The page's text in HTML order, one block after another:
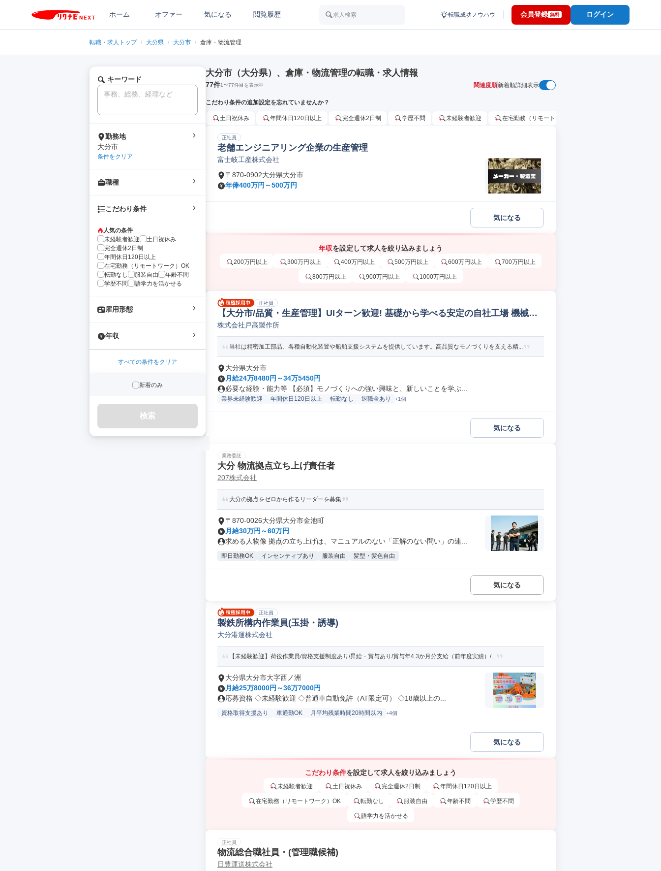
ホーム オファー 気になる 閲覧履歴 求人検索 転職成功ノウハウ 会員登録 無料 ログイン
転職・求人トップ / 大分県 / 大分市 / 倉庫・物流管理
キーワード
勤務地
大分市
条件をクリア
職種
こだわり条件
人気の条件
未経験者歓迎
土日祝休み
完全週休2日制
年間休日120日以上
在宅勤務（リモートワーク）OK
転勤なし
服装自由
年齢不問
学歴不問
語学力を活かせる
雇用形態
年収
すべての条件をクリア
新着のみ
検索
大分市（大分県）、倉庫・物流管理の転職・求人情報
77件1〜77件目を表示中 関連度順新着順詳細表示
こだわり条件の追加設定を忘れていませんか？
土日祝休み 年間休日120日以上 完全週休2日制 学歴不問 未経験者歓迎 在宅勤務（リモートワーク）OK
正社員
老舗エンジニアリング企業の生産管理
富士岐工産株式会社
〒870-0902大分県大分市
年俸400万円～500万円
気になる
年収を設定して求人を絞り込みましょう
200万円以上 300万円以上 400万円以上 500万円以上 600万円以上 700万円以上
800万円以上 900万円以上 1000万円以上
正社員
【大分市/品質・生産管理】UIターン歓迎! 基礎から学べる安定の自社工場 機械品
質管理
株式会社戸高製作所
当社は精密加工部品、各種自動化装置や船舶支援システムを提供しています。高品質なモノづくりを支える精...
大分県大分市
月給24万8480円～34万5450円
必要な経験・能力等 【必須】モノづくりへの強い興味と、新しいことを学ぶ...
業界未経験歓迎 年間休日120日以上 転勤なし 退職金あり +1個
気になる
業務委託
大分 物流拠点立ち上げ責任者
207株式会社
大分の拠点をゼロから作るリーダーを募集
〒870-0026大分県大分市金池町
月給30万円～60万円
求める人物像 拠点の立ち上げは、マニュアルのない「正解のない問い」の連...
即日勤務OK インセンティブあり 服装自由 髪型・髪色自由
気になる
正社員
製鉄所構内作業員(玉掛・誘導)
大分港運株式会社
【未経験歓迎】荷役作業員/資格支援制度あり/昇給・賞与あり/賞与年4.3か月分支給（前年度実績）/...
大分県大分市大字西ノ洲
月給25万8000円～36万7000円
応募資格 ◇未経験歓迎 ◇普通車自動免許（AT限定可） ◇18歳以上の...
資格取得支援あり 車通勤OK 月平均残業時間20時間以内 +4個
気になる
こだわり条件を設定して求人を絞り込みましょう
未経験者歓迎 土日祝休み 完全週休2日制 年間休日120日以上
在宅勤務（リモートワーク）OK 転勤なし 服装自由 年齢不問 学歴不問
語学力を活かせる
正社員
物流総合職社員・(管理職候補)
日豊運送株式会社